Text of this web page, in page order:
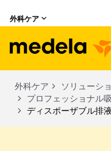
外科ケア
外科ケア
ソリューシ
プロフェッショナル
ディスポーザブル排